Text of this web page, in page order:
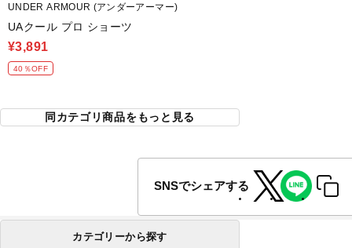
UNDER ARMOUR (アンダーアーマー)
UAクール プロ ショーツ
¥3,891
40％OFF
同カテゴリ商品をもっと見る
SNSでシェアする
カテゴリーから探す